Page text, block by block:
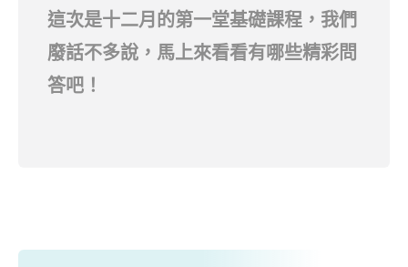
這次是十二月的第一堂基礎課程，我們
廢話不多說，馬上來看看有哪些精彩問
答吧！